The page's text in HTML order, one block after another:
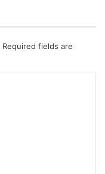
Required fields are